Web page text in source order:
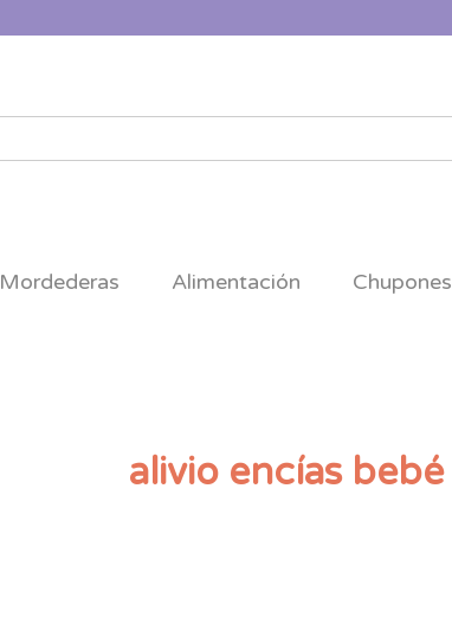
Mordederas Alimentación Chupones
alivio encías bebé